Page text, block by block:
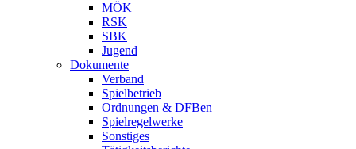
MÖK
RSK
SBK
Jugend
Dokumente
Verband
Spielbetrieb
Ordnungen & DFBen
Spielregelwerke
Sonstiges